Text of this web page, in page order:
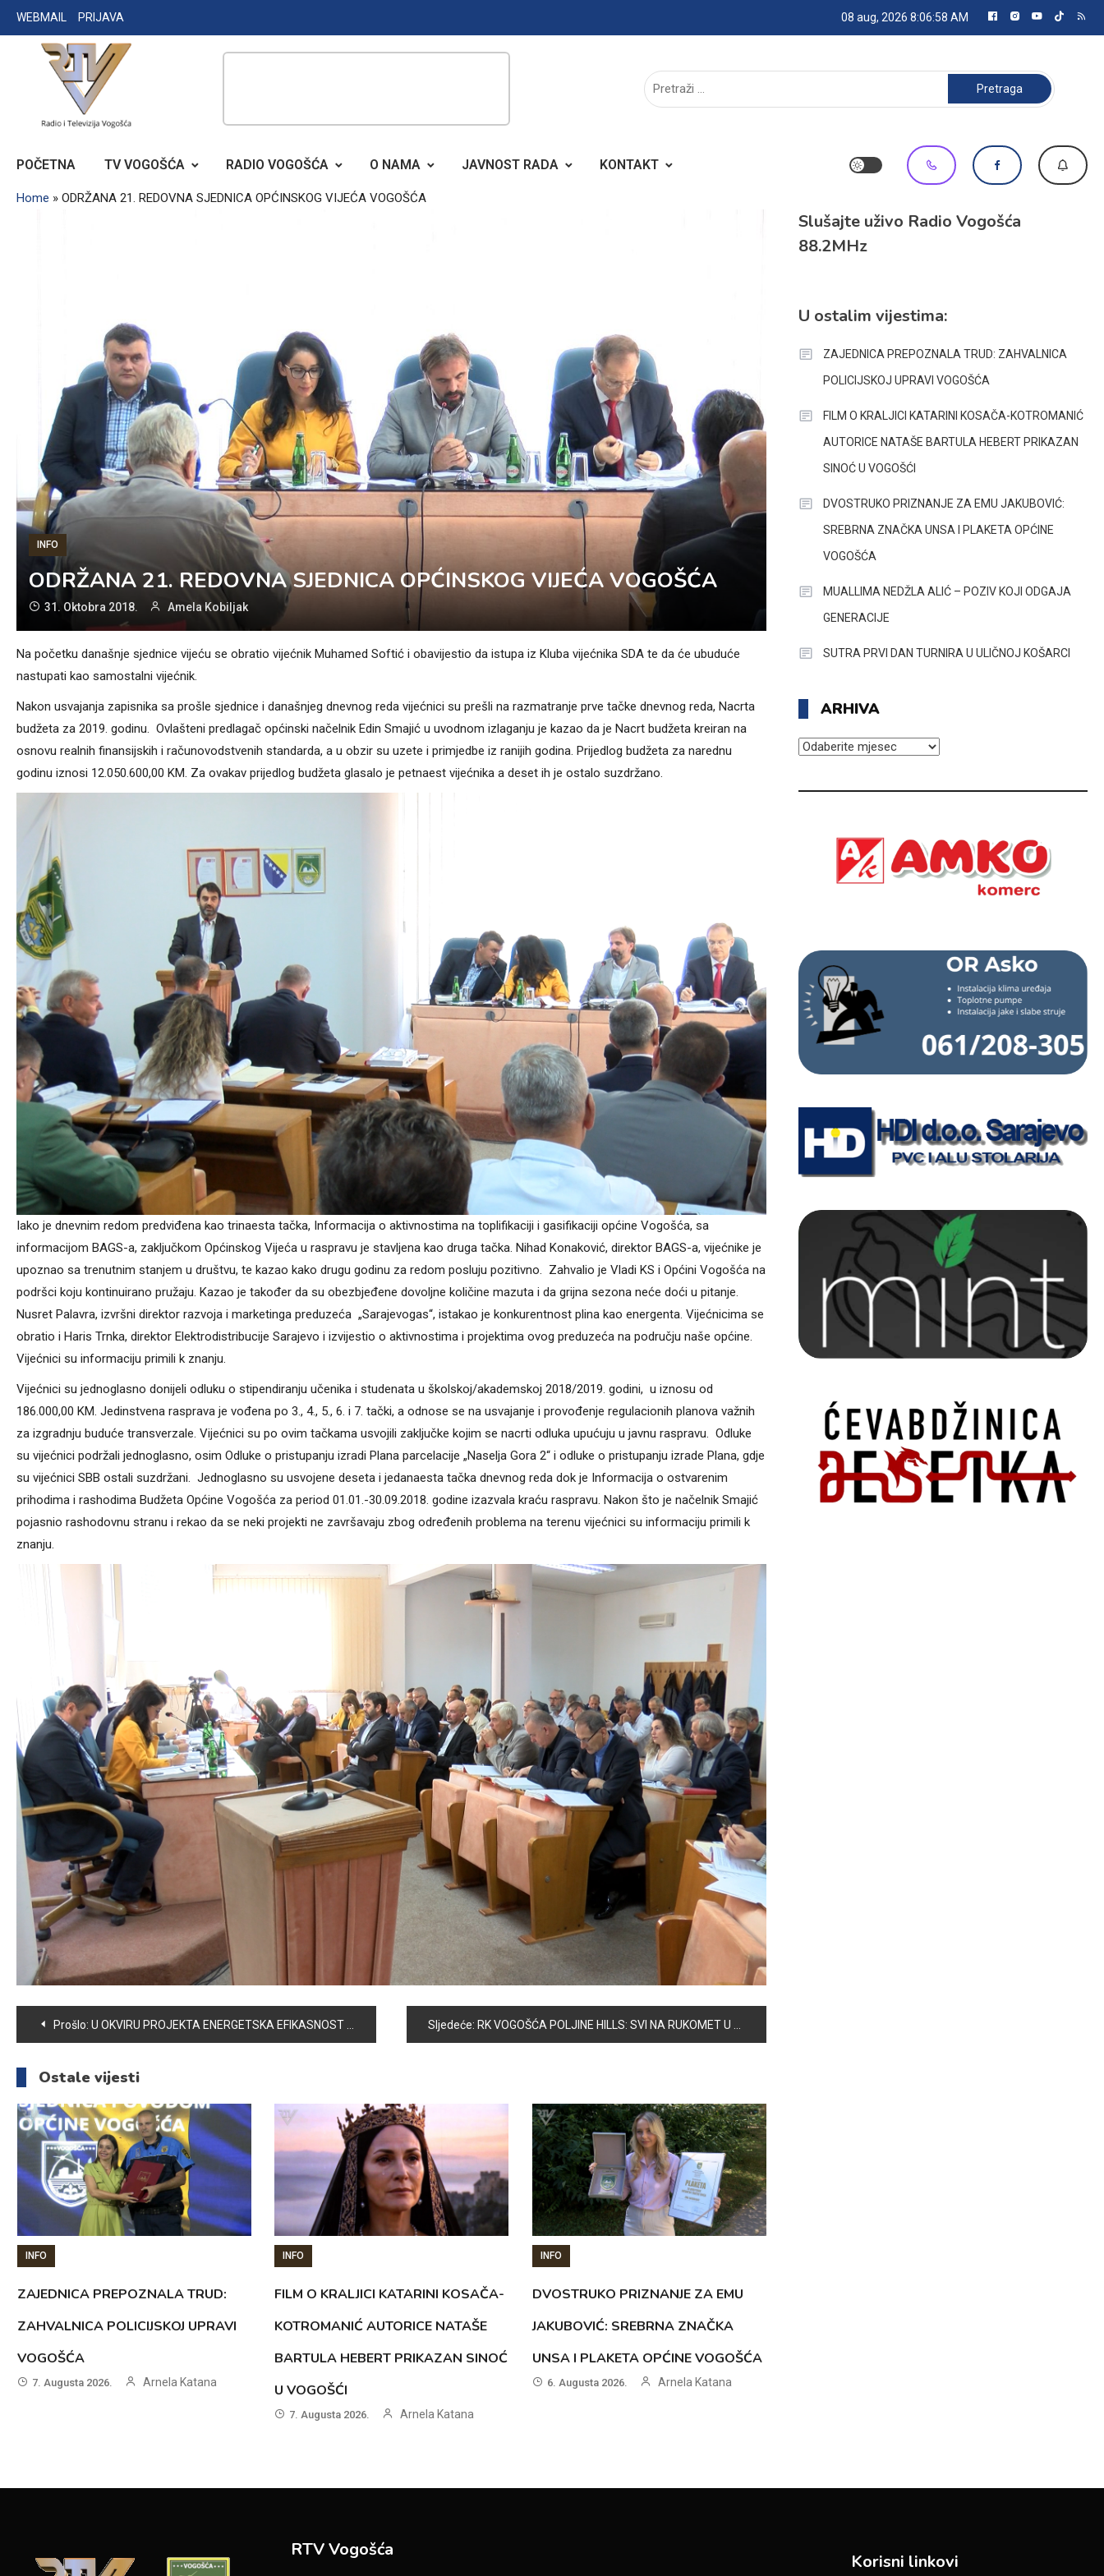
Skip
to
WEBMAIL PRIJAVA 08 aug, 2026 8:06:59 AM
RADIO TELEVIZIJA VOGOŠĆA
Pretraga:
POČETNA TV VOGOŠĆA RADIO VOGOŠĆA O NAMA JAVNOST RADA KONTAKT
Home » ODRŽANA 21. REDOVNA SJEDNICA OPĆINSKOG VIJEĆA VOGOŠĆA
INFO
ODRŽANA 21. REDOVNA SJEDNICA OPĆINSKOG VIJEĆA VOGOŠĆA
31. Oktobra 2018. Amela Kobiljak
Na početku današnje sjednice vijeću se obratio vijećnik Muhamed Softić i obavijestio da istupa iz Kluba vijećnika SDA te da će ubuduće
nastupati kao samostalni vijećnik.
Nakon usvajanja zapisnika sa prošle sjednice i današnjeg dnevnog reda vijećnici su prešli na razmatranje prve tačke dnevnog reda, Nacrta
budžeta za 2019. godinu. Ovlašteni predlagač općinski načelnik Edin Smajić u uvodnom izlaganju je kazao da je Nacrt budžeta kreiran na
osnovu realnih finansijskih i računovodstvenih standarda, a u obzir su uzete i primjedbe iz ranijih godina. Prijedlog budžeta za narednu
godinu iznosi 12.050.600,00 KM. Za ovakav prijedlog budžeta glasalo je petnaest vijećnika a deset ih je ostalo suzdržano.
Iako je dnevnim redom predviđena kao trinaesta tačka, Informacija o aktivnostima na toplifikaciji i gasifikaciji općine Vogošća, sa
informacijom BAGS-a, zaključkom Općinskog Vijeća u raspravu je stavljena kao druga tačka. Nihad Konaković, direktor BAGS-a, vijećnike je
upoznao sa trenutnim stanjem u društvu, te kazao kako drugu godinu za redom posluju pozitivno. Zahvalio je Vladi KS i Općini Vogošća na
podršci koju kontinuirano pružaju. Kazao je također da su obezbjeđene dovoljne količine mazuta i da grijna sezona neće doći u pitanje.
Nusret Palavra, izvršni direktor razvoja i marketinga preduzeća „Sarajevogas“, istakao je konkurentnost plina kao energenta. Vijećnicima se
obratio i Haris Trnka, direktor Elektrodistribucije Sarajevo i izvijestio o aktivnostima i projektima ovog preduzeća na području naše općine.
Vijećnici su informaciju primili k znanju.
Vijećnici su jednoglasno donijeli odluku o stipendiranju učenika i studenata u školskoj/akademskoj 2018/2019. godini, u iznosu od
186.000,00 KM. Jedinstvena rasprava je vođena po 3., 4., 5., 6. i 7. tački, a odnose se na usvajanje i provođenje regulacionih planova važnih
za izgradnju buduće transverzale. Vijećnici su po ovim tačkama usvojili zaključke kojim se nacrti odluka upućuju u javnu raspravu. Odluke
su vijećnici podržali jednoglasno, osim Odluke o pristupanju izradi Plana parcelacije „Naselja Gora 2“ i odluke o pristupanju izrade Plana, gdje
su vijećnici SBB ostali suzdržani. Jednoglasno su usvojene deseta i jedanaesta tačka dnevnog reda dok je Informacija o ostvarenim
prihodima i rashodima Budžeta Općine Vogošća za period 01.01.-30.09.2018. godine izazvala kraću raspravu. Nakon što je načelnik Smajić
pojasnio rashodovnu stranu i rekao da se neki projekti ne završavaju zbog određenih problema na terenu vijećnici su informaciju primili k
znanju.
Navigacija
članaka
Prošlo: U OKVIRU PROJEKTA ENERGETSKA EFIKASNOST U BIH BIĆE UTOPLJEN OBJEKAT OSNOVNE ŠKOLE “IZET ŠABIĆ” Sljedeće: RK VOGOŠĆA POLJINE HILLS: SVI NA RUKOMET U SUBOTU U 20 SATI
Ostale vijesti
INFO
ZAJEDNICA PREPOZNALA TRUD:
ZAHVALNICA POLICIJSKOJ UPRAVI
VOGOŠĆA
7. Augusta 2026. Arnela Katana
INFO
FILM O KRALJICI KATARINI KOSAČA-
KOTROMANIĆ AUTORICE NATAŠE
BARTULA HEBERT PRIKAZAN SINOĆ
U VOGOŠĆI
7. Augusta 2026. Arnela Katana
INFO
DVOSTRUKO PRIZNANJE ZA EMU
JAKUBOVIĆ: SREBRNA ZNAČKA
UNSA I PLAKETA OPĆINE VOGOŠĆA
6. Augusta 2026. Arnela Katana
Slušajte uživo Radio Vogošća
88.2MHz
U ostalim vijestima:
ZAJEDNICA PREPOZNALA TRUD: ZAHVALNICA
POLICIJSKOJ UPRAVI VOGOŠĆA
FILM O KRALJICI KATARINI KOSAČA-KOTROMANIĆ
AUTORICE NATAŠE BARTULA HEBERT PRIKAZAN
SINOĆ U VOGOŠĆI
DVOSTRUKO PRIZNANJE ZA EMU JAKUBOVIĆ:
SREBRNA ZNAČKA UNSA I PLAKETA OPĆINE
VOGOŠĆA
MUALLIMA NEDŽLA ALIĆ – POZIV KOJI ODGAJA
GENERACIJE
SUTRA PRVI DAN TURNIRA U ULIČNOJ KOŠARCI
ARHIVA
ARHIVA
RTV Vogošća
Korisni linkovi